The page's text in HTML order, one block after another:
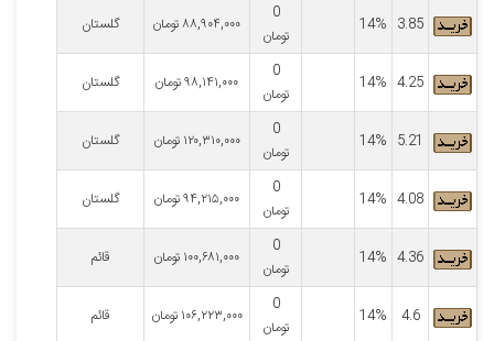
3.85
14%
0
تومان
۸۸,۹۰۴,۰۰۰تومان گلستان
4.25
14%
0
تومان
۹۸,۱۴۱,۰۰۰تومان گلستان
5.21
14%
0
تومان
۱۲۰,۳۱۰,۰۰۰ تومان گلستان
4.08
14%
0
تومان
۹۴,۲۱۵,۰۰۰تومان گلستان
4.36
14%
0
تومان
۱۰۰,۶۸۱,۰۰۰ تومان قائم
4.6
14%
0
تومان
۱۰۶,۲۲۳,۰۰۰ تومان قائم